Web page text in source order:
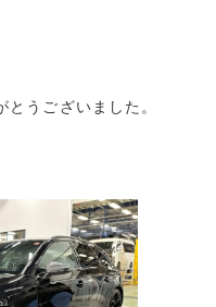
うございました。